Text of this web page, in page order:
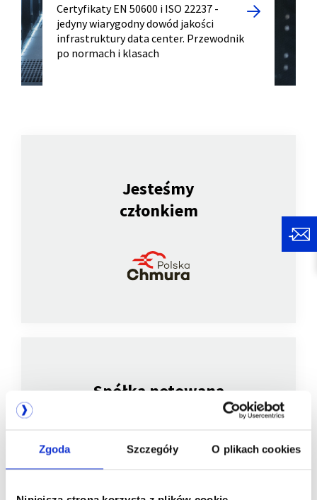
Zgoda Szczegóły O plikach cookies
Certyfikaty EN 50600 i ISO 22237 -
jedyny wiarygodny dowód jakości
infrastruktury data center. Przewodnik
po normach i klasach
Jesteśmy
członkiem
Spółka notowana